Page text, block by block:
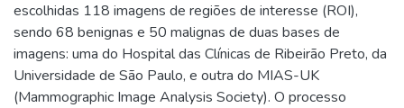
escolhidas 118 imagens de regiões de interesse (ROI),
sendo 68 benignas e 50 malignas de duas bases de
imagens: uma do Hospital das Clínicas de Ribeirão Preto, da
Universidade de São Paulo, e outra do MIAS-UK
(Mammographic Image Analysis Society). O processo